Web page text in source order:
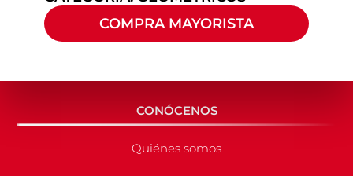
COMPRA MAYORISTA
CONÓCENOS
Quiénes somos